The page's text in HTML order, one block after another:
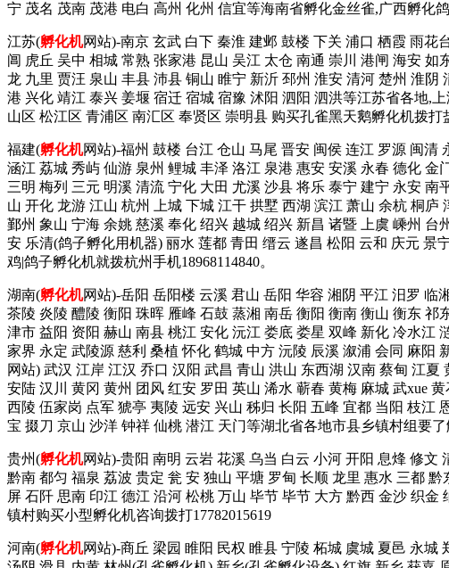
宁 茂名 茂南 茂港 电白 高州 化州 信宜等海南省孵化金丝雀,广西孵化
江苏(孵化机网站)-南京 玄武 白下 秦淮 建邺 鼓楼 下关 浦口 栖霞 雨花
阊 虎丘 吴中 相城 常熟 张家港 昆山 吴江 太仓 南通 崇川 港闸 海安
龙 九里 贾汪 泉山 丰县 沛县 铜山 睢宁 新沂 邳州 淮安 清河 楚州 淮
港 兴化 靖江 泰兴 姜堰 宿迁 宿城 宿豫 沭阳 泗阳 泗洪等江苏省各地,
山区 松江区 青浦区 南汇区 奉贤区 崇明县 购买孔雀黑天鹅孵化机拨打
福建(孵化机网站)-福州 鼓楼 台江 仓山 马尾 晋安 闽侯 连江 罗源 闽清
涵江 荔城 秀屿 仙游 泉州 鲤城 丰泽 洛江 泉港 惠安 安溪 永春 德化
三明 梅列 三元 明溪 清流 宁化 大田 尤溪 沙县 将乐 泰宁 建宁 永安
山 开化 龙游 江山 杭州 上城 下城 江干 拱墅 西湖 滨江 萧山 余杭 桐
鄞州 象山 宁海 余姚 慈溪 奉化 绍兴 越城 绍兴 新昌 诸暨 上虞 嵊州
安 乐清(鸽子孵化用机器) 丽水 莲都 青田 缙云 遂昌 松阳 云和 庆元
鸡|鸽子孵化机就拨杭州手机18968114840。
湖南(孵化机网站)-岳阳 岳阳楼 云溪 君山 岳阳 华容 湘阴 平江 汨罗
茶陵 炎陵 醴陵 衡阳 珠晖 雁峰 石鼓 蒸湘 南岳 衡阳 衡南 衡山 衡东
津市 益阳 资阳 赫山 南县 桃江 安化 沅江 娄底 娄星 双峰 新化 冷水江
家界 永定 武陵源 慈利 桑植 怀化 鹤城 中方 沅陵 辰溪 溆浦 会同 麻阳
网站) 武汉 江岸 江汉 乔口 汉阳 武昌 青山 洪山 东西湖 汉南 蔡甸 江
安陆 汉川 黄冈 黄州 团风 红安 罗田 英山 浠水 蕲春 黄梅 麻城 武xue
西陵 伍家岗 点军 猇亭 夷陵 远安 兴山 秭归 长阳 五峰 宜都 当阳 枝江
宝 掇刀 京山 沙洋 钟祥 仙桃 潜江 天门等湖北省各地市县乡镇村组要
贵州(孵化机网站)-贵阳 南明 云岩 花溪 乌当 白云 小河 开阳 息烽 修文
黔南 都匀 福泉 荔波 贵定 瓮 安 独山 平塘 罗甸 长顺 龙里 惠水 三都
屏 石阡 思南 印江 德江 沿河 松桃 万山 毕节 毕节 大方 黔西 金沙 织
镇村购买小型孵化机咨询拨打17782015619
河南(孵化机网站)-商丘 梁园 睢阳 民权 睢县 宁陵 柘城 虞城 夏邑 永